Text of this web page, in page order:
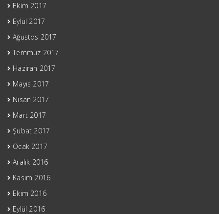
Ekim 2017
Eylül 2017
Ağustos 2017
Temmuz 2017
Haziran 2017
Mayıs 2017
Nisan 2017
Mart 2017
Şubat 2017
Ocak 2017
Aralık 2016
Kasım 2016
Ekim 2016
Eylül 2016